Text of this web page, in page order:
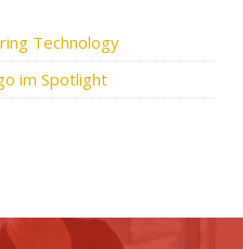
Technology
im Spotlight